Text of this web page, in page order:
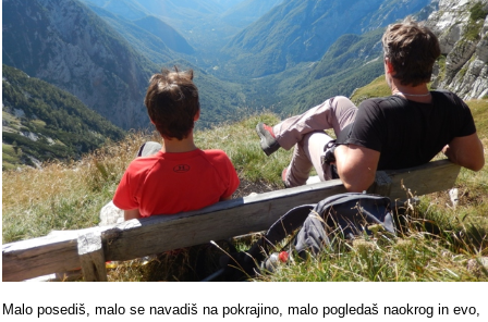
Malo posediš, malo se navadiš na pokrajino, malo pogledaš naokrog in evo,